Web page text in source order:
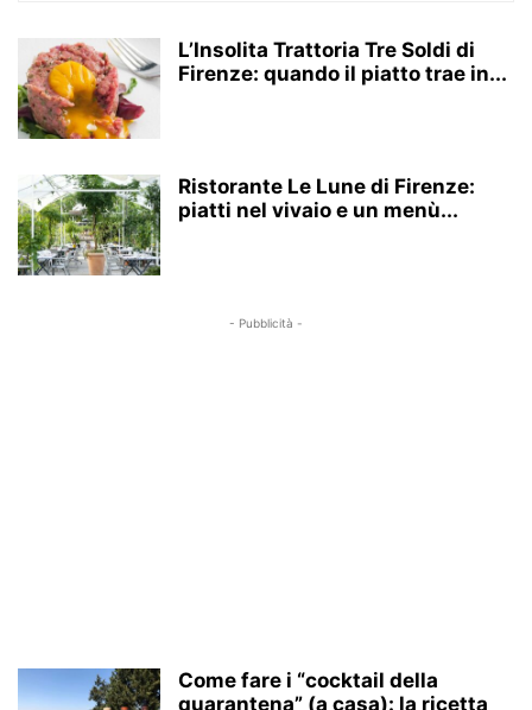
L’Insolita Trattoria Tre Soldi di
Firenze: quando il piatto trae in...
Ristorante Le Lune di Firenze:
piatti nel vivaio e un menù...
- Pubblicità -
Come fare i “cocktail della
quarantena” (a casa): la ricetta